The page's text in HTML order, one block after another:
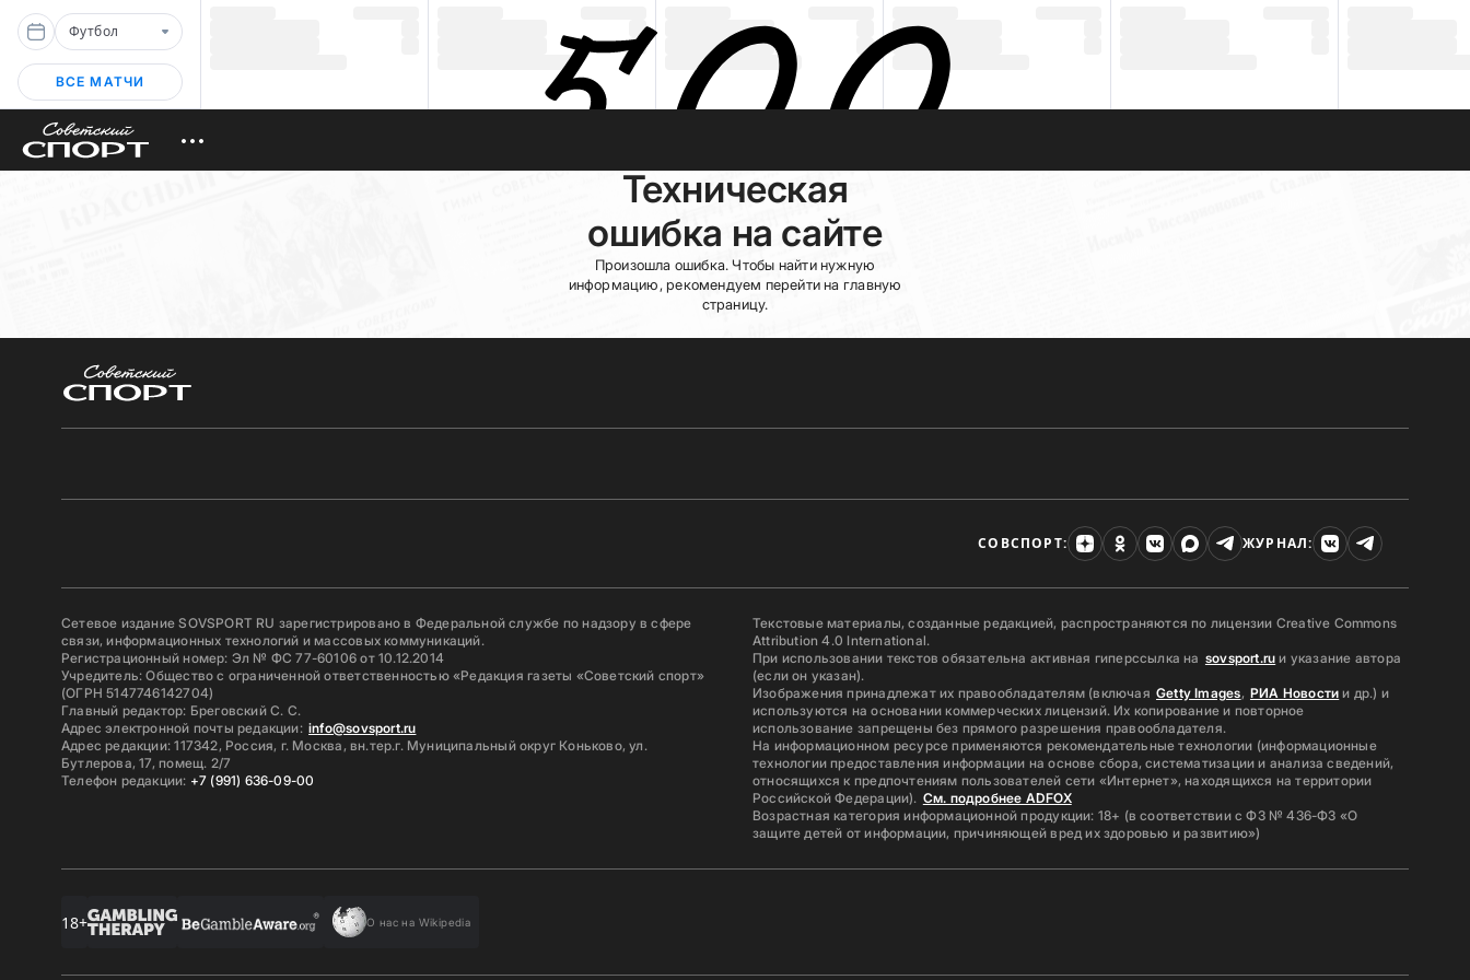
Футбол
ВСЕ МАТЧИ
Техническая
ошибка на сайте
Произошла ошибка. Чтобы найти нужную
информацию, рекомендуем перейти на главную
страницу.
СОВСПОРТ: ЖУРНАЛ:
Сетевое издание SOVSPORT RU зарегистрировано в Федеральной службе по надзору в сфере
связи, информационных технологий и массовых коммуникаций.
Регистрационный номер: Эл № ФС 77-60106 от 10.12.2014
Учредитель: Общество с ограниченной ответственностью «Редакция газеты «Советский спорт»
(ОГРН 5147746142704)
Главный редактор: Бреговский С. С.
Адрес электронной почты редакции: info@sovsport.ru
Адрес редакции: 117342, Россия, г. Москва, вн.тер.г. Муниципальный округ Коньково, ул.
Бутлерова, 17, помещ. 2/7
Телефон редакции: +7 (991) 636-09-00
Текстовые материалы, созданные редакцией, распространяются по лицензии Creative Commons
Attribution 4.0 International.
При использовании текстов обязательна активная гиперссылка на sovsport.ru и указание автора
(если он указан).
Изображения принадлежат их правообладателям (включая Getty Images, РИА Новости и др.) и
используются на основании коммерческих лицензий. Их копирование и повторное
использование запрещены без прямого разрешения правообладателя.
На информационном ресурсе применяются рекомендательные технологии (информационные
технологии предоставления информации на основе сбора, систематизации и анализа сведений,
относящихся к предпочтениям пользователей сети «Интернет», находящихся на территории
Российской Федерации). См. подробнее ADFOX
Возрастная категория информационной продукции: 18+ (в соответствии с ФЗ № 436-ФЗ «О
защите детей от информации, причиняющей вред их здоровью и развитию»)
18+ О нас на Wikipedia